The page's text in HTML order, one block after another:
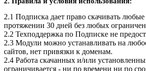
2.1 Подписка дает право скачивать
протяжении 30 дней без любых
2.2 Техподдержка по Подписке не
2.3 Модули можно устанавливать на
сайтов, нет привязки к доменам.
2.4 Работа скачанных и/или
ограничивается - ни по времени ни по